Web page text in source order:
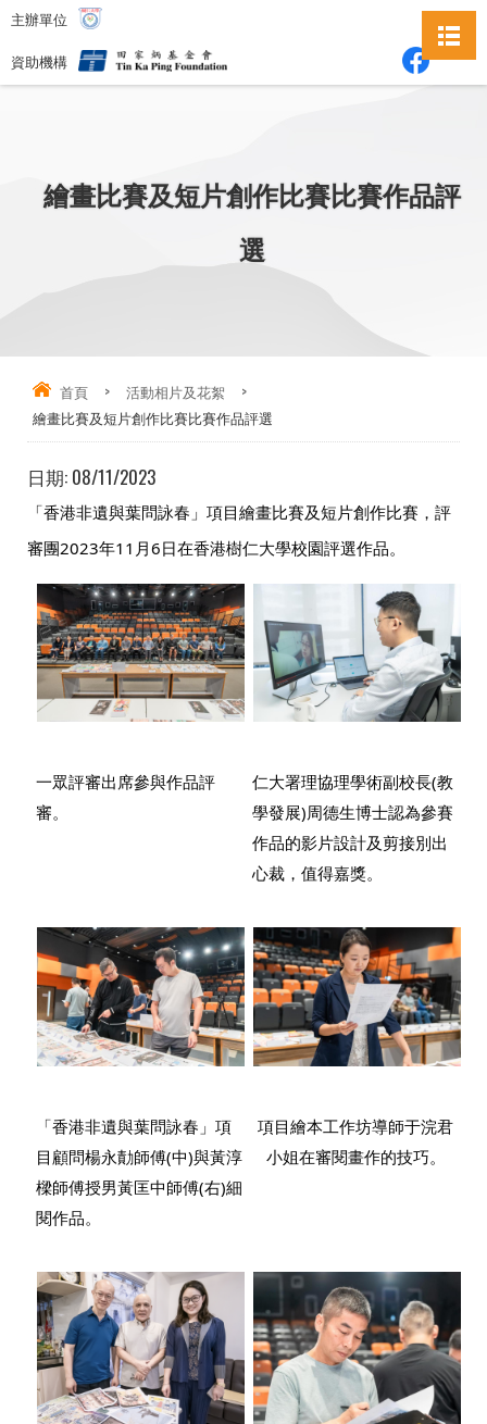
主辦單位
資助機構
繪畫比賽及短片創作比賽比賽作品評
選
首頁 > 活動相片及花絮
>
繪畫比賽及短片創作比賽比賽作品評選
日期: 08/11/2023
「香港非遺與葉問詠春」項目繪畫比賽及短片創作比賽，評
審團2023年11月6日在香港樹仁大學校園評選作品。
一眾評審出席參與作品評
審。
仁大署理協理學術副校長(教
學發展)周德生博士認為參賽
作品的影片設計及剪接別出
心裁，值得嘉獎。
「香港非遺與葉問詠春」項
目顧問楊永勣師傅(中)與黃淳
樑師傅授男黃匡中師傅(右)細
閱作品。
項目繪本工作坊導師于浣君
小姐在審閱畫作的技巧。